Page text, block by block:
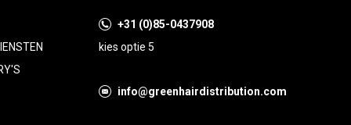
+31 (0)85-0437908
kies optie 5
info@greenhairdistribution.com